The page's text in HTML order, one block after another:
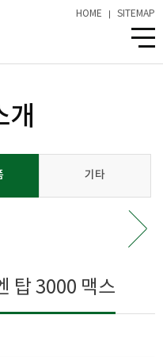
HOME SITEMAP
개
기타
탑 3000 맥스